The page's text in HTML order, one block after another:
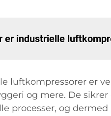
er industrielle
luftkompressorer er
og mere. De
processer, og